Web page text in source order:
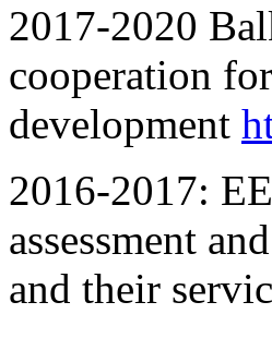
2017-2020
cooperation
development
2016-2017:
assessment
and their